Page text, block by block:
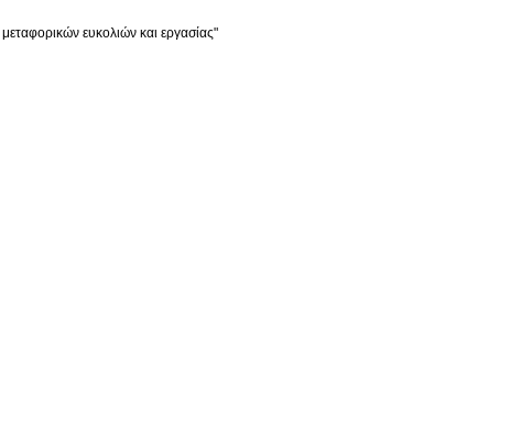
ευκολιών και εργασίας"